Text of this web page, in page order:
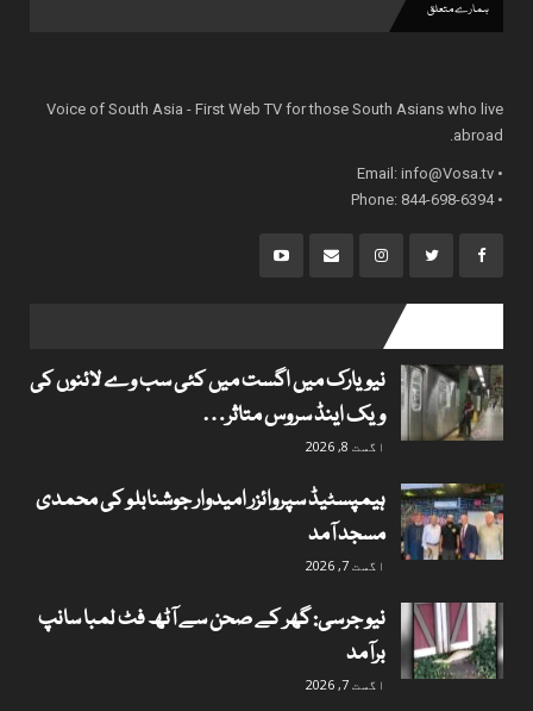
ہمارے متعلق
Voice of South Asia - First Web TV for those South Asians who live
abroad.
• Email:
info@Vosa.tv
• Phone: 844-698-6394
نیویارک میں اگست میں کئی سب وے لائنوں کی
ویک اینڈ سروس متاثر…
اگست 8, 2026
ہیمپسٹیڈ سپروائزر امیدوار جوشنابلو کی محمدی
مسجد آمد
اگست 7, 2026
نیو جرسی: گھر کے صحن سے آٹھ فٹ لمبا سانپ
برآمد
اگست 7, 2026